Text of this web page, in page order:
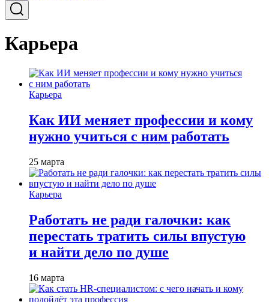
Карьера
Карьера
Как ИИ меняет профессии и кому
нужно учиться с ним работать
25 марта
Карьера
Работать не ради галочки: как
перестать тратить силы впустую
и найти дело по душе
16 марта